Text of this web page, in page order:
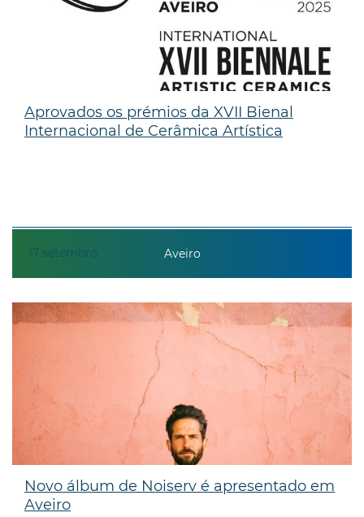
17 setembro
Aprovados os prémios da XVII Bienal
Internacional de Cerâmica Artística
Aveiro
Novo álbum de Noiserv é apresentado em
Aveiro